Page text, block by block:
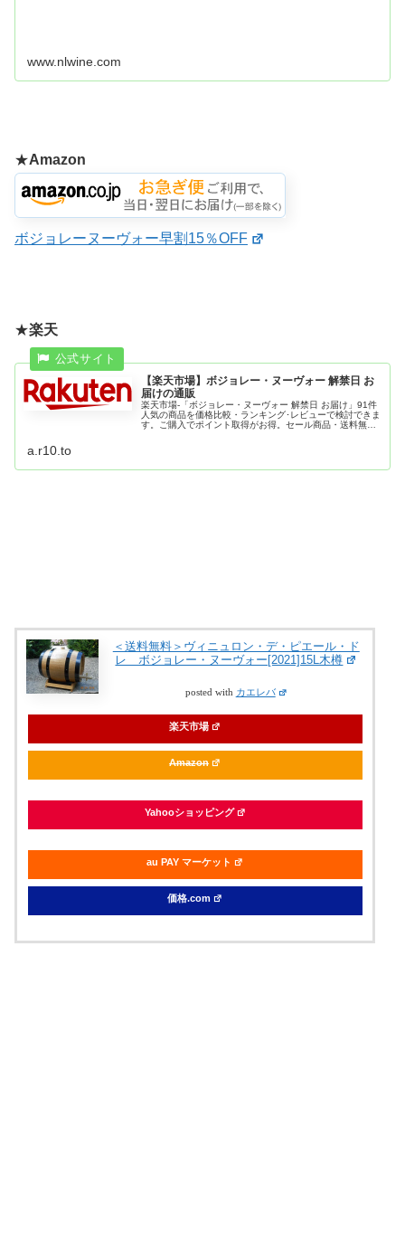
www.nlwine.com
★Amazon
ボジョレーヌーヴォー早割15％OFF
★楽天
【楽天市場】ボジョレー・ヌーヴォー 解禁日 お
届けの通販
楽天市場-「ボジョレー・ヌーヴォー 解禁日 お届け」91件
人気の商品を価格比較・ランキング･レビューで検討できま
す。ご購入でポイント取得がお得。セール商品・送料無料
a.r10.to
＜送料無料＞ヴィニュロン・デ・ピエール・ド
レ ボジョレー・ヌーヴォー[2021]15L木樽
posted with カエレバ
楽天市場
Amazon
Yahooショッピング
au PAY マーケット
価格.com